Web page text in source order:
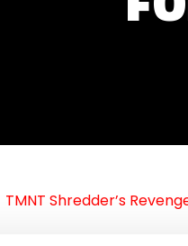
TMNT Shredder’s